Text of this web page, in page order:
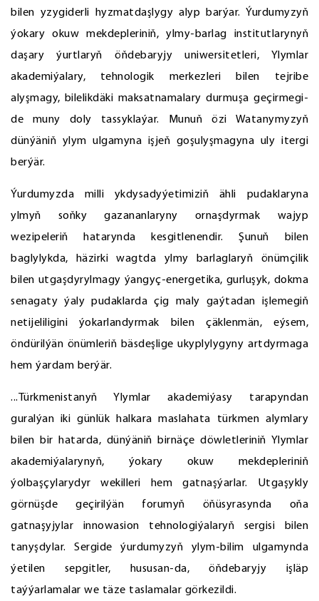
bilen yzygiderli hyzmatdaşlygy alyp barýar. Ýurdumyzyň
ýokary okuw mekdepleriniň, ylmy-barlag institutlarynyň
daşary ýurtlaryň öňdebaryjy uniwersitetleri, Ylymlar
akademiýalary, tehnologik merkezleri bilen tejribe
alyşmagy, bilelikdäki maksatnamalary durmuşa geçirmegi-
de muny doly tassyklaýar. Munuň özi Watanymyzyň
dünýäniň ylym ulgamyna işjeň goşulyşmagyna uly itergi
berýär.
Ýurdumyzda milli ykdysadyýetimiziň ähli pudaklaryna
ylmyň soňky gazananlaryny ornaşdyrmak wajyp
wezipeleriň hatarynda kesgitlenendir. Şunuň bilen
baglylykda, häzirki wagtda ylmy barlaglaryň önümçilik
bilen utgaşdyrylmagy ýangyç-energetika, gurluşyk, dokma
senagaty ýaly pudaklarda çig maly gaýtadan işlemegiň
netijeliligini ýokarlandyrmak bilen çäklenmän, eýsem,
öndürilýän önümleriň bäsdeşlige ukyplylygyny artdyrmaga
hem ýardam berýär.
...Türkmenistanyň Ylymlar akademiýasy tarapyndan
guralýan iki günlük halkara maslahata türkmen alymlary
bilen bir hatarda, dünýäniň birnäçe döwletleriniň Ylymlar
akademiýalarynyň, ýokary okuw mekdepleriniň
ýolbaşçylarydyr wekilleri hem gatnaşýarlar. Utgaşykly
görnüşde geçirilýän forumyň öňüsyrasynda oňa
gatnaşyjylar innowasion tehnologiýalaryň sergisi bilen
tanyşdylar. Sergide ýurdumyzyň ylym-bilim ulgamynda
ýetilen sepgitler, hususan-da, öňdebaryjy işläp
taýýarlamalar we täze taslamalar görkezildi.